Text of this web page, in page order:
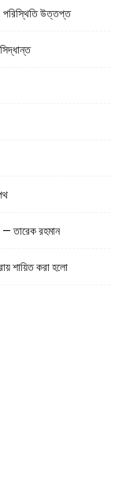
পরিস্থিতি উত্তপ্ত
— তারেক রহমান
শায়িত করা হলো